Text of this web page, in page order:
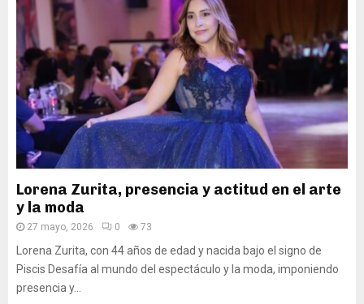
Lorena Zurita, presencia y actitud en el arte
y la moda
27 mayo, 2026 0 73
Lorena Zurita, con 44 años de edad y nacida bajo el signo de
Piscis Desafía al mundo del espectáculo y la moda, imponiendo
presencia y...